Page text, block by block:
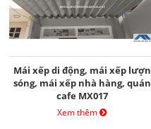
Mái xếp di động, mái xếp lượn
sóng, mái xếp nhà hàng, quán
cafe MX017
Xem thêm